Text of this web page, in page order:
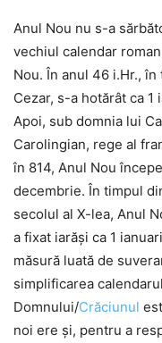
Anul Nou nu s-a
vechiul calendar
Nou. În anul 46 i.Hr.,
Cezar, s-a hotărât ca 1
Apoi, sub domnia lui
Carolingian, rege al
în 814, Anul Nou
decembrie. În timpul
secolul al X-lea, Anul
a fixat iarăşi ca 1
măsură luată de
simplificarea
Domnului/Crăciunul
noi ere şi, pentru a